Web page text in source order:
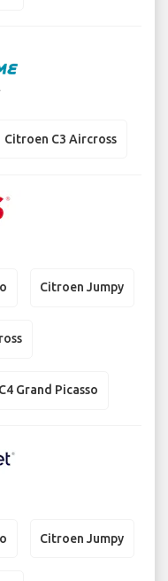
Citroen C3 Aircross
Citroen Jumpy
Grand Picasso
Citroen Jumpy